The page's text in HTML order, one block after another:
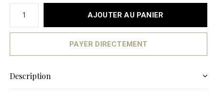
AJOUTER AU PANIER
PAYER DIRECTEMENT
Description